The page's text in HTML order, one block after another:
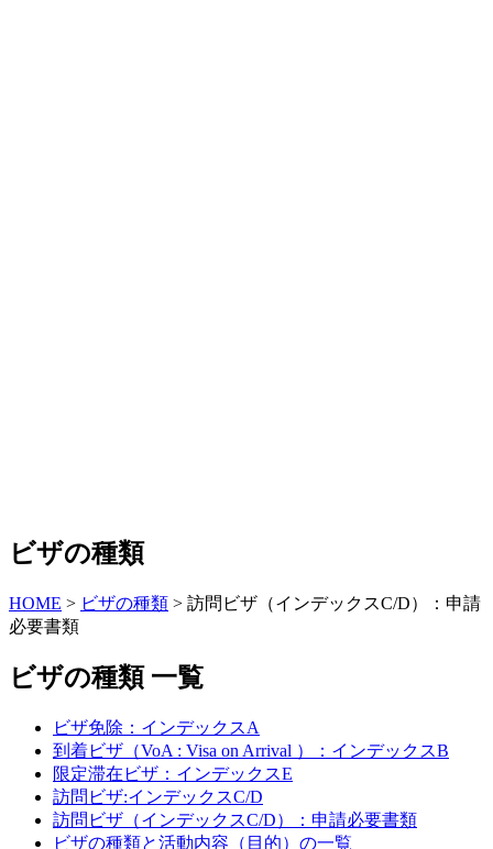
ビザの種類
HOME > ビザの種類 > 訪問ビザ（インデックスC/D）：申請
必要書類
ビザの種類 一覧
ビザ免除：インデックスA
到着ビザ（VoA : Visa on Arrival ）：インデックスB
限定滞在ビザ：インデックスE
訪問ビザ:インデックスC/D
訪問ビザ（インデックスC/D）：申請必要書類
ビザの種類と活動内容（目的）の一覧